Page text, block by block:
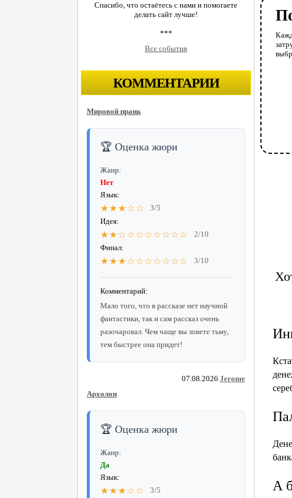
Спасибо, что остаётесь с нами и помогаете
делать сайт лучше!
***
Все события
КОММЕНТАРИИ
Мировой пранк
🏆 Оценка жюри
Жанр:
Нет
Язык:
★★★☆☆
3/5
Идея:
★★☆☆☆☆☆☆☆☆
2/10
Финал:
★★★☆☆☆☆☆☆☆ 3/10
Комментарий:
Мало того, что в рассказе нет научной
фантастики, так и сам рассказ очень
разочаровал. Чем чаще вы зовете тьму,
тем быстрее она придет!
07.08.2026 Jerome
Архолон
🏆 Оценка жюри
Жанр:
Да
Язык:
★★★☆☆
3/5
А